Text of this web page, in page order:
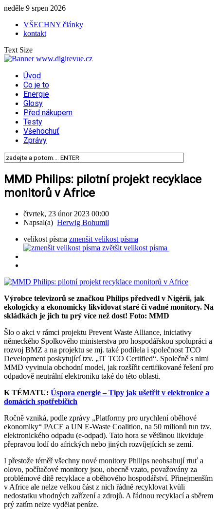
neděle 9 srpen 2026
VŠECHNY články
kontakt
Text Size
Úvod
Co je to
Energie
Glosy
Před nákupem
Testy
Všehochuť
Zprávy
MMD Philips: pilotní projekt recyklace
monitorů v Africe
čtvrtek, 23 únor 2023 00:00
Napsal(a) Herwig Bohumil
velikost písma zmenšit velikost písma
zvětšit velikost písma
Výrobce televizorů se značkou Philips předvedl v Nigérii, jak
ekologicky a ekonomicky likvidovat staré či vadné monitory. Na
skládkách je jich tu prý více než dost! Foto: MMD
Šlo o akci v rámci projektu Prevent Waste Alliance, iniciativy
německého Spolkového ministerstva pro hospodářskou spolupráci a
rozvoj BMZ a na projektu se mj. také podílela i společnost TCO
Development poskytující tzv. „IT TCO Certified“. Společně s nimi
MMD vyvinula obchodní model, jak rozšířit certifikované řešení pro
odpadově neutrální elektroniku také do této oblasti.
K TÉMATU: Úspora energie – Tipy jak ušetřit v elektronice a
domácích spotřebičích
Ročně vzniká, podle zprávy „Platformy pro urychlení oběhové
ekonomiky“ PACE a UN E-Waste Coalition, na 50 milionů tun tzv.
elektronického odpadu (e-odpad). Tato hora se většinou likviduje
přepravou lodí do afrických nebo jiných rozvíjejících se zemí.
I přestože téměř všechny nové monitory Philips neobsahují rtuť a
olovo, počítačové monitory jsou, obecně vzato, považovány za
problémové dítě recyklace a oběhového hospodářství. Přinejmenším
v Africe ale nelze velkou část z nich řádně recyklovat kvůli
nedostatku vhodných zařízení a zdrojů. A řádnou recyklací a sběrem
prý zatím nelze vydělat peníze.